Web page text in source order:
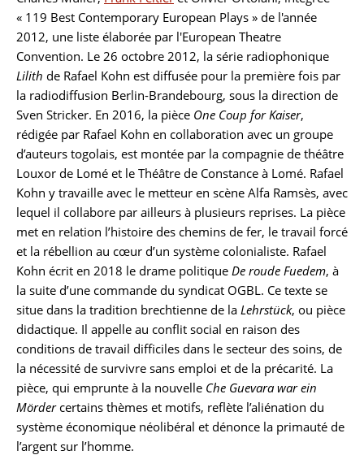
« 119 Best Contemporary European Plays » de l'année
2012, une liste élaborée par l'European Theatre
Convention. Le 26 octobre 2012, la série radiophonique
Lilith de Rafael Kohn est diffusée pour la première fois par
la radiodiffusion Berlin-Brandebourg, sous la direction de
Sven Stricker. En 2016, la pièce One Coup for Kaiser,
rédigée par Rafael Kohn en collaboration avec un groupe
d’auteurs togolais, est montée par la compagnie de théâtre
Louxor de Lomé et le Théâtre de Constance à Lomé. Rafael
Kohn y travaille avec le metteur en scène Alfa Ramsès, avec
lequel il collabore par ailleurs à plusieurs reprises. La pièce
met en relation l’histoire des chemins de fer, le travail forcé
et la rébellion au cœur d’un système colonialiste. Rafael
Kohn écrit en 2018 le drame politique De roude Fuedem, à
la suite d’une commande du syndicat OGBL. Ce texte se
situe dans la tradition brechtienne de la Lehrstück, ou pièce
didactique. Il appelle au conflit social en raison des
conditions de travail difficiles dans le secteur des soins, de
la nécessité de survivre sans emploi et de la précarité. La
pièce, qui emprunte à la nouvelle Che Guevara war ein
Mördercertains thèmes et motifs, reflète l’aliénation du
système économique néolibéral et dénonce la primauté de
l’argent sur l’homme.